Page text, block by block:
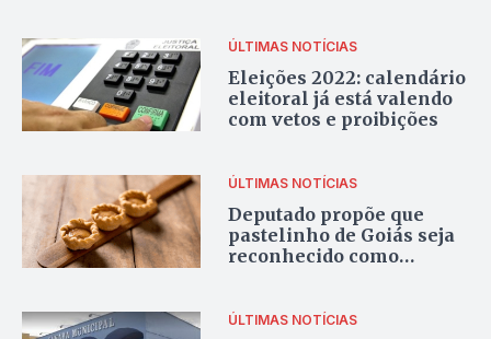
ÚLTIMAS NOTÍCIAS
Eleições 2022: calendário
eleitoral já está valendo
com vetos e proibições
ÚLTIMAS NOTÍCIAS
Deputado propõe que
pastelinho de Goiás seja
reconhecido como
ÚLTIMAS NOTÍCIAS